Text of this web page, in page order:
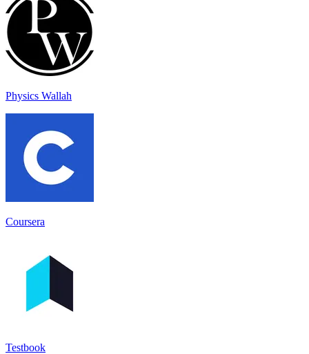
Physics Wallah
Coursera
Testbook